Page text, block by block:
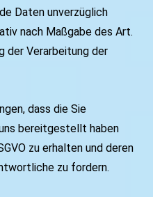
Daten unverzüglich
nach Maßgabe des Art.
der Verarbeitung der
dass die Sie
bereitgestellt haben
zu erhalten und deren
zu fordern.